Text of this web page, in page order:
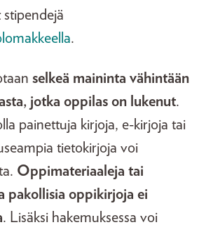
.
selkeä maininta vähintään
jotka oppilas on lukenut.
painettuja kirjoja, e-kirjoja tai
tietokirjoja voi
Oppimateriaaleja tai
pakollisia oppikirjoja ei
. Lisäksi hakemuksessa voi